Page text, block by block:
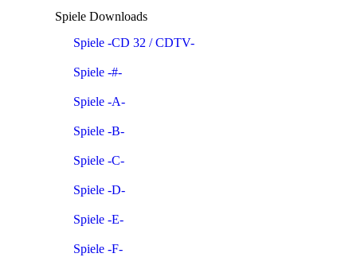
Spiele Downloads
Spiele -CD 32 / CDTV-
Spiele -#-
Spiele -A-
Spiele -B-
Spiele -C-
Spiele -D-
Spiele -E-
Spiele -F-